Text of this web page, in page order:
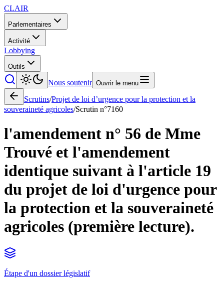
CLAIR
Parlementaires
Activité
Lobbying
Outils
Nous soutenir Ouvrir le menu
Scrutins/Projet de loi d’urgence pour la protection et la
souveraineté agricoles/Scrutin n°7160
l'amendement n° 56 de Mme
Trouvé et l'amendement
identique suivant à l'article 19
du projet de loi d'urgence pour
la protection et la souveraineté
agricoles (première lecture).
Étape d'un dossier législatif